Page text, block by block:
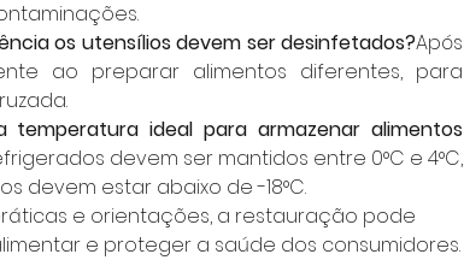
os utensílios devem ser desinfetados?Após
ao preparar alimentos diferentes, para
temperatura ideal para armazenar alimentos
devem ser mantidos entre 0°C e 4°C,
devem estar abaixo de -18°C.
e orientações, a restauração pode
e proteger a saúde dos consumidores.